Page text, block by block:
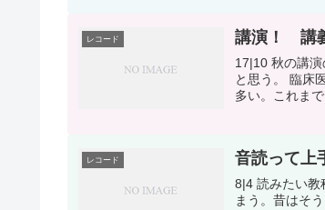
レコード 講演！ 講
17|10 秋の講
と思う。 臨床
多い。これま
レコード 音読って上
8|4 読みたい教
まう。昔はそ